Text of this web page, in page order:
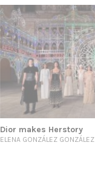
Dior makes Herstory
ELENA GONZÁLEZ GONZÁLEZ